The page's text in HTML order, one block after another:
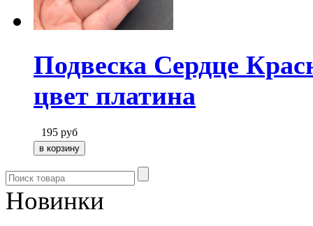
Подвеска Сердце
цвет платина
195 руб
Новинки